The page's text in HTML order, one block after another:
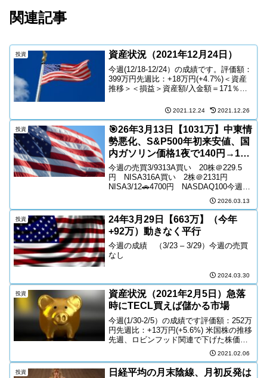
関連記事
投資 資産状況（2021年12月24日）
今週(12/18-12/24）の成績です。評価額：
399万円先週比：+18万円(+4.7%)＜資産
推移＞＜損益＞資産額/入金額＝171％＜
率＞米国株・日本株の推移＜S&P500＞
2021.12.24 2021.12.26
投資
🎯26年3月13日【1031万】中東情
勢悪化、S&P500年初来安値、国
内ガソリン価格1夜で140円→170
円へ
今週の売買3/9313A買い 20株＠229.5
円 NISA316A買い 2株＠2131円
NISA3/12🚗4700円 NASDAQ100今週の
成績（3/7～3/13）今週のトピックス3
つ。1. イラン情勢の緊迫化で株式市場が
下落 イラン...
2026.03.13
投資
24年3月29日【663万】（今年
+92万）動きなく平行
今週の成績 （3/23 – 3/29）今週の売買
なし
2024.03.30
投資
資産状況（2021年2月5日）急落
時にTECL買えば儲かる市場
今週(1/30-2/5）の成績です評価額：252万
円先週比：+13万円(+5.6%) 米国株の推移
先週、ロビンフッド関連で下げた株価指
数は、今週、一転して最高値更新。気に
なったニュースロビンフッドのニュース
が収束すると、株価は勢いよく上昇。...
2021.02.06
投資
日経平均の月末陰線、月初反発は